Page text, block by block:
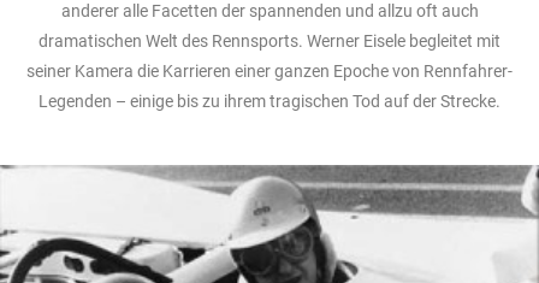
anderer alle Facetten der spannenden und allzu oft auch
dramatischen Welt des Rennsports. Werner Eisele begleitet mit
seiner Kamera die Karrieren einer ganzen Epoche von Rennfahrer-
Legenden – einige bis zu ihrem tragischen Tod auf der Strecke.